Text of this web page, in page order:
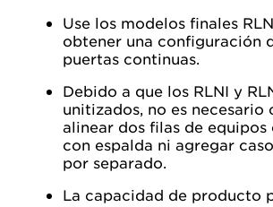
Use los modelos finales
obtener una configuración
puertas continuas.
Debido a que los RLNI y
unitizados, no es necesario
alinear dos filas de equipos
con espalda ni agregar
por separado.
La capacidad de producto